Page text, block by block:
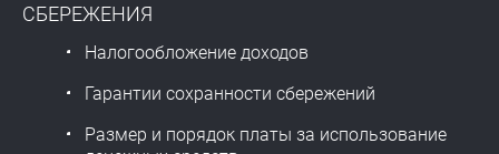
СБЕРЕЖЕНИЯ
Налогообложение доходов
Гарантии сохранности сбережений
Размер и порядок платы за использование